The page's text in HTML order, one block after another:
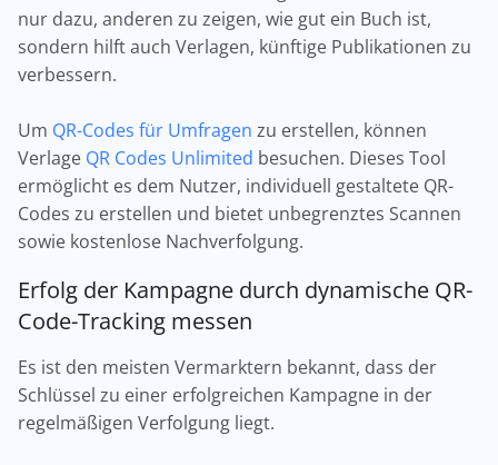
nur dazu, anderen zu zeigen, wie gut ein Buch ist,
sondern hilft auch Verlagen, künftige Publikationen zu
verbessern.
Um QR-Codes für Umfragen zu erstellen, können
Verlage QR Codes Unlimited besuchen. Dieses Tool
ermöglicht es dem Nutzer, individuell gestaltete QR-
Codes zu erstellen und bietet unbegrenztes Scannen
sowie kostenlose Nachverfolgung.
Erfolg der Kampagne durch dynamische QR-
Code-Tracking messen
Es ist den meisten Vermarktern bekannt, dass der
Schlüssel zu einer erfolgreichen Kampagne in der
regelmäßigen Verfolgung liegt.